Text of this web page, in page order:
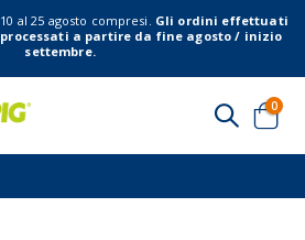
al 25 agosto compresi. Gli ordini effettuati
a partire da fine agosto / inizio
settembre.
Cart
0